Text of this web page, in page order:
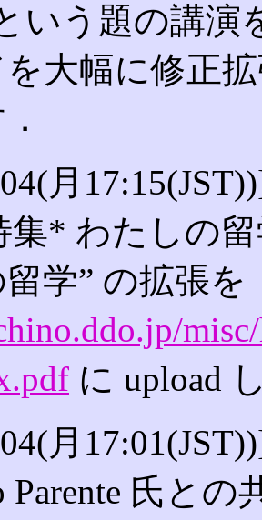
いう題の講
大幅に修正
月
集* わたしの
学” の拡張を
に upload
月
Parente 氏との